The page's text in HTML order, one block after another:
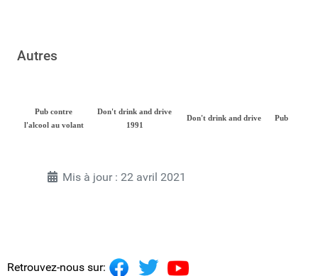
Autres
Pub contre
l'alcool au volant
Don't drink and drive
1991
Don't drink and drive Pub
Mis à jour : 22 avril 2021
Retrouvez-nous sur: